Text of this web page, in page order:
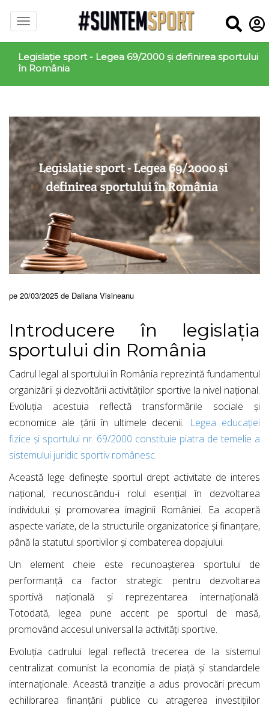
Legislație sport - Legea 69/2000 și definirea sportului
în România
pe 20/03/2025 de Daliana Visineanu
Introducere în legislația
sportului din România
Cadrul legal al sportului în România reprezintă fundamentul
organizării și dezvoltării activităților sportive la nivel național.
Evoluția acestuia reflectă transformările sociale și
economice ale țării în ultimele decenii. Legea educației
fizice și sportului nr. 69/2000 constituie piatra de temelie a
sistemului juridic sportiv românesc.
Această lege definește sportul drept activitate de interes
național, recunoscându-i rolul esențial în dezvoltarea
individului și promovarea imaginii României. Ea acoperă
aspecte variate, de la structurile organizatorice și finanțare,
până la statutul sportivilor și combaterea dopajului.
Un element cheie este recunoașterea sportului de
performanță ca factor strategic pentru dezvoltarea
sportivă națională și reprezentarea internațională.
Totodată, legea pune accent pe sportul de masă,
promovând accesul universal la activități sportive.
Evoluția cadrului legal reflectă trecerea de la sistemul
centralizat comunist la economia de piață și standardele
internaționale. Această tranziție a adus provocări precum
echilibrarea finanțării publice cu atragerea investițiilor